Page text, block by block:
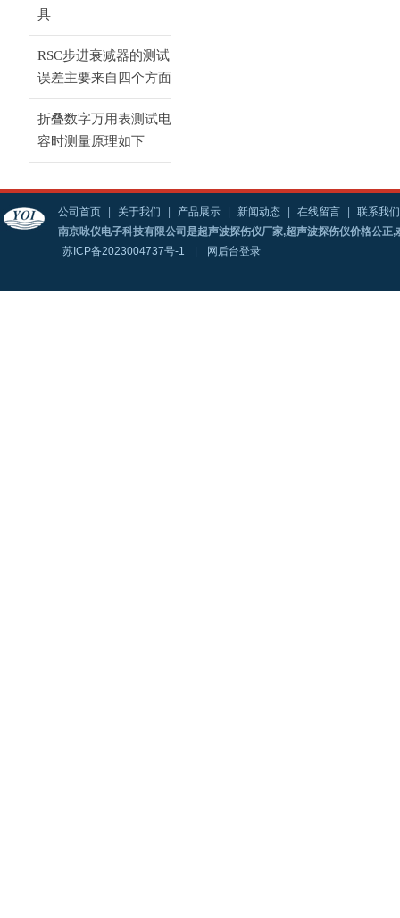
具
RSC步进衰减器的测试
误差主要来自四个方面
折叠数字万用表测试电
容时测量原理如下
公司首页 关于我们 产品展示 新闻动态 在线留言
联系我们
南京咏仪电子科技有限公司是超声波探伤仪厂家,超声波探伤仪价格公正
苏ICP备2023004737号-1
网后台登录